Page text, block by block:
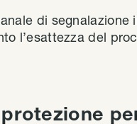
di
l’esattezza del